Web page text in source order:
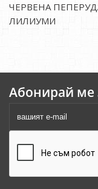
ЧЕРВЕНА
ЛИЛИУМИ
Абонирай ме